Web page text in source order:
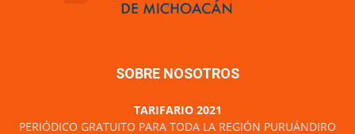
SOBRE NOSOTROS
TARIFARIO 2021
PERIÓDICO GRATUITO PARA TODA LA REGIÓN PURUÁNDIRO